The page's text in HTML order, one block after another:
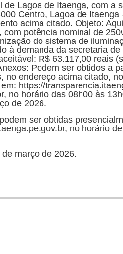
de Lagoa de Itaenga, com a
Centro, Lagoa de
acima citado. Objeto:
com potência nominal de
do sistema de
à demanda da secretaria
R$ 63.117,00 reais
Podem ser obtidos a
no endereço acima citado,
https://
no horário das 08h00 às
de 2026.
ser obtidas
no horário
março de 2026.